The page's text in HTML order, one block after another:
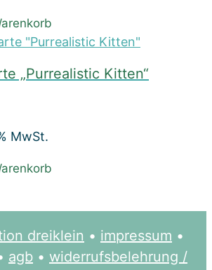
„Purrealistic Kitten“
MwSt.
dreiklein • impressum •
agb • widerrufsbelehrung /